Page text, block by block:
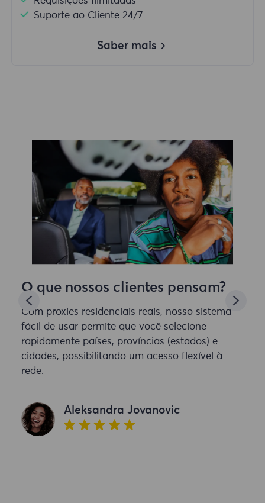
Suporte ao Cliente 24/7
Saber mais
O que nossos clientes pensam?
Com proxies residenciais reais, nosso sistema
fácil de usar permite que você selecione
rapidamente países, províncias (estados) e
cidades, possibilitando um acesso flexível à
rede.
Aleksandra Jovanovic